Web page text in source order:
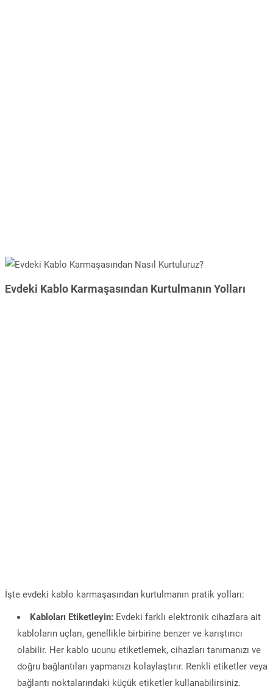
Evdeki Kablo Karmaşasından Kurtulmanın Yolları
İşte evdeki kablo karmaşasından kurtulmanın pratik yolları:
Kabloları Etiketleyin: Evdeki farklı elektronik cihazlara ait
kabloların uçları, genellikle birbirine benzer ve karıştırıcı
olabilir. Her kablo ucunu etiketlemek, cihazları tanımanızı ve
doğru bağlantıları yapmanızı kolaylaştırır. Renkli etiketler veya
bağlantı noktalarındaki küçük etiketler kullanabilirsiniz.